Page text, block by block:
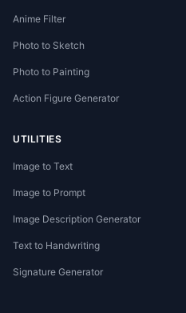
Anime Filter
Photo to Sketch
Photo to Painting
Action Figure Generator
UTILITIES
Image to Text
Image to Prompt
Image Description Generator
Text to Handwriting
Signature Generator